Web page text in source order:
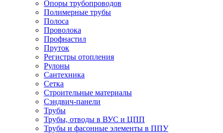
Опоры трубопроводов
Полимерные трубы
Полоса
Проволока
Профнастил
Пруток
Регистры отопления
Рулоны
Сантехника
Сетка
Строительные материалы
Сэндвич-панели
Трубы
Трубы, отводы в ВУС и ЦПП
Трубы и фасонные элементы в ППУ